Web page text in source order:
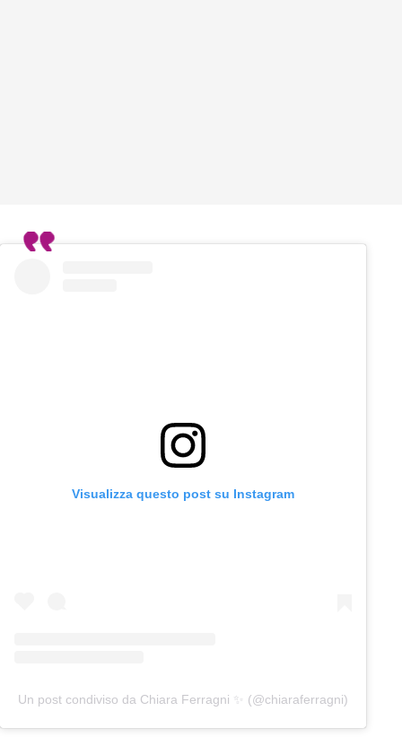
Visualizza questo post su Instagram
Un post condiviso da Chiara Ferragni ✨ (@chiaraferragni)